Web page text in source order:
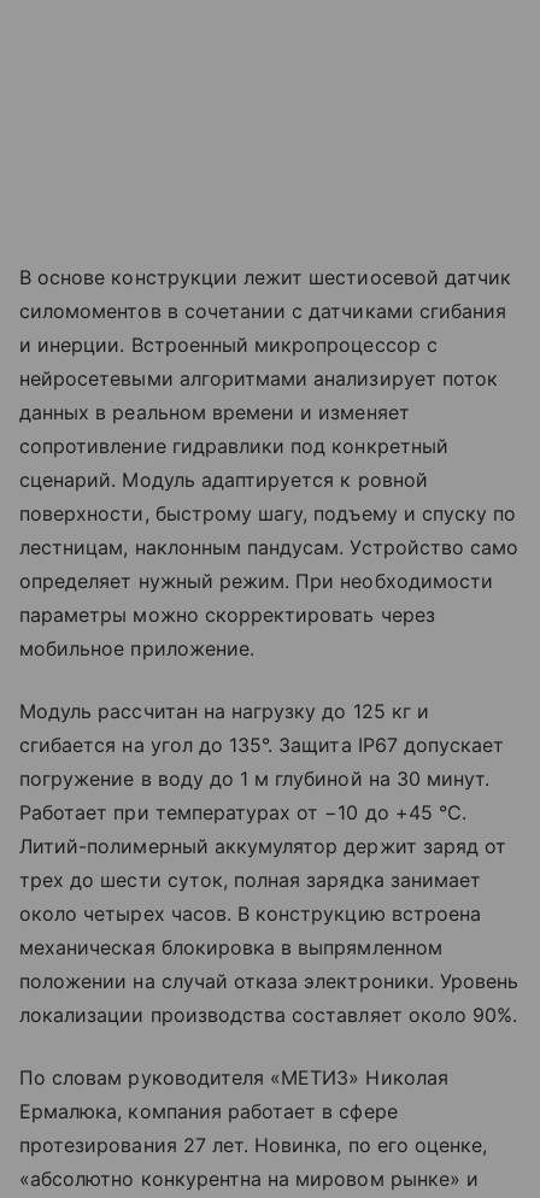
В основе конструкции лежит шестиосевой датчик
силомоментов в сочетании с датчиками сгибания
и инерции. Встроенный микропроцессор с
нейросетевыми алгоритмами анализирует поток
данных в реальном времени и изменяет
сопротивление гидравлики под конкретный
сценарий. Модуль адаптируется к ровной
поверхности, быстрому шагу, подъему и спуску по
лестницам, наклонным пандусам. Устройство само
определяет нужный режим. При необходимости
параметры можно скорректировать через
мобильное приложение.
Модуль рассчитан на нагрузку до 125 кг и
сгибается на угол до 135°. Защита IP67 допускает
погружение в воду до 1 м глубиной на 30 минут.
Работает при температурах от −10 до +45 °C.
Литий-полимерный аккумулятор держит заряд от
трех до шести суток, полная зарядка занимает
около четырех часов. В конструкцию встроена
механическая блокировка в выпрямленном
положении на случай отказа электроники. Уровень
локализации производства составляет около 90%.
По словам руководителя «МЕТИЗ» Николая
Ермалюка, компания работает в сфере
протезирования 27 лет. Новинка, по его оценке,
«абсолютно конкурентна на мировом рынке» и